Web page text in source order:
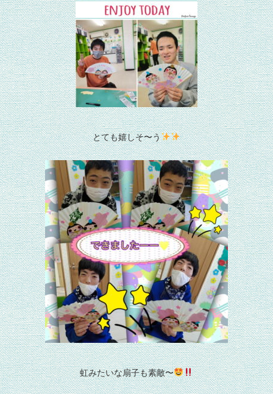
とても嬉しそ〜う
虹みたいな扇子も素敵〜